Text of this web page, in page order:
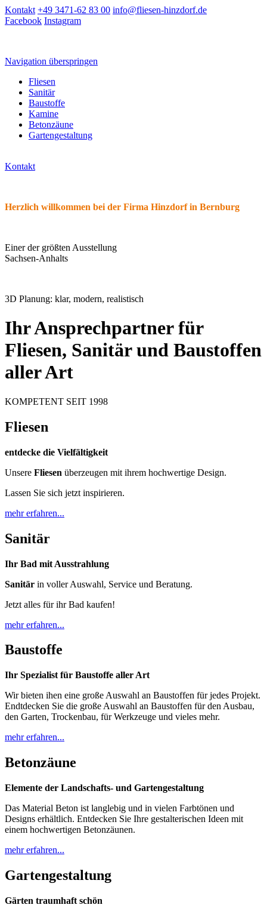
Kontakt +49 3471-62 83 00 info@fliesen-hinzdorf.de
Facebook Instagram
Navigation überspringen
Fliesen
Sanitär
Baustoffe
Kamine
Betonzäune
Gartengestaltung
Kontakt
Herzlich willkommen bei der Firma Hinzdorf in Bernburg
Einer der größten Ausstellung
Sachsen-Anhalts
3D Planung: klar, modern, realistisch
Ihr Ansprechpartner für
Fliesen, Sanitär und Baustoffen
aller Art
KOMPETENT SEIT 1998
Fliesen
entdecke die Vielfältigkeit
Unsere Fliesen überzeugen mit ihrem hochwertige Design.
Lassen Sie sich jetzt inspirieren.
mehr erfahren...
Sanitär
Ihr Bad mit Ausstrahlung
Sanitär in voller Auswahl, Service und Beratung.
Jetzt alles für ihr Bad kaufen!
mehr erfahren...
Baustoffe
Ihr Spezialist für Baustoffe aller Art
Wir bieten ihen eine große Auswahl an Baustoffen für jedes Projekt.
Endtdecken Sie die große Auswahl an Baustoffen für den Ausbau,
den Garten, Trockenbau, für Werkzeuge und vieles mehr.
mehr erfahren...
Betonzäune
Elemente der Landschafts- und Gartengestaltung
Das Material Beton ist langlebig und in vielen Farbtönen und
Designs erhältlich. Entdecken Sie Ihre gestalterischen Ideen mit
einem hochwertigen Betonzäunen.
mehr erfahren...
Gartengestaltung
Gärten traumhaft schön